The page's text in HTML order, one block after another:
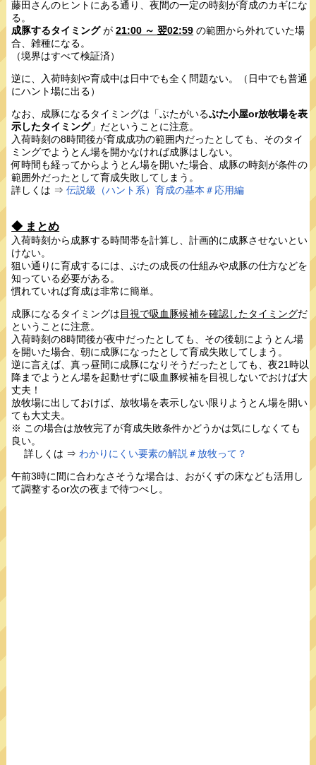
藤田さんのヒントにある通り、夜間の一定の時刻が育成のカギにな
る。
成豚するタイミングが21:00 ～ 翌02:59 の範囲から外れていた場
合、雑種になる。
（境界はすべて検証済）
逆に、入荷時刻や育成中は日中でも全く問題ない。（日中でも普通
にハント場に出る）
なお、成豚になるタイミングは「ぶたがいるぶた小屋or放牧場を表
示したタイミング」だということに注意。
入荷時刻の8時間後が育成成功の範囲内だったとしても、そのタイ
ミングでようとん場を開かなければ成豚はしない。
何時間も経ってからようとん場を開いた場合、成豚の時刻が条件の
範囲外だったとして育成失敗してしまう。
詳しくは ⇒伝説級（ハント系）育成の基本＃応用編
◆ まとめ
入荷時刻から成豚する時間帯を計算し、計画的に成豚させないとい
けない。
狙い通りに育成するには、ぶたの成長の仕組みや成豚の仕方などを
知っている必要がある。
慣れていれば育成は非常に簡単。
成豚になるタイミングは目視で吸血豚候補を確認したタイミングだ
ということに注意。
入荷時刻の8時間後が夜中だったとしても、その後朝にようとん場
を開いた場合、朝に成豚になったとして育成失敗してしまう。
逆に言えば、真っ昼間に成豚になりそうだったとしても、夜21時以
降までようとん場を起動せずに吸血豚候補を目視しないでおけば大
丈夫！
放牧場に出しておけば、放牧場を表示しない限りようとん場を開い
ても大丈夫。
※ この場合は放牧完了が育成失敗条件かどうかは気にしなくても
良い。
詳しくは ⇒ わかりにくい要素の解説＃放牧って？
午前3時に間に合わなさそうな場合は、おがくずの床なども活用し
て調整するor次の夜まで待つべし。